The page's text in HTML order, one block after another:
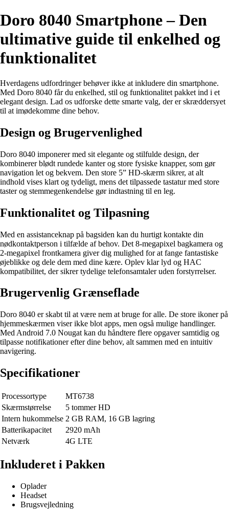
Doro 8040 Smartphone – Den
ultimative guide til enkelhed og
funktionalitet
Hverdagens udfordringer behøver ikke at inkludere din smartphone.
Med Doro 8040 får du enkelhed, stil og funktionalitet pakket ind i et
elegant design. Lad os udforske dette smarte valg, der er skræddersyet
til at imødekomme dine behov.
Design og Brugervenlighed
Doro 8040 imponerer med sit elegante og stilfulde design, der
kombinerer blødt rundede kanter og store fysiske knapper, som gør
navigation let og bekvem. Den store 5” HD-skærm sikrer, at alt
indhold vises klart og tydeligt, mens det tilpassede tastatur med store
taster og stemmegenkendelse gør indtastning til en leg.
Funktionalitet og Tilpasning
Med en assistanceknap på bagsiden kan du hurtigt kontakte din
nødkontaktperson i tilfælde af behov. Det 8-megapixel bagkamera og
2-megapixel frontkamera giver dig mulighed for at fange fantastiske
øjeblikke og dele dem med dine kære. Oplev klar lyd og HAC
kompatibilitet, der sikrer tydelige telefonsamtaler uden forstyrrelser.
Brugervenlig Grænseflade
Doro 8040 er skabt til at være nem at bruge for alle. De store ikoner på
hjemmeskærmen viser ikke blot apps, men også mulige handlinger.
Med Android 7.0 Nougat kan du håndtere flere opgaver samtidig og
tilpasse notifikationer efter dine behov, alt sammen med en intuitiv
navigering.
Specifikationer
Processortype
MT6738
Skærmstørrelse
5 tommer HD
Intern hukommelse 2 GB RAM, 16 GB lagring
Batterikapacitet
2920 mAh
Netværk
4G LTE
Inkluderet i Pakken
Oplader
Headset
Brugsvejledning